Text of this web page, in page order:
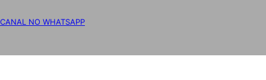
CANAL NO WHATSAPP